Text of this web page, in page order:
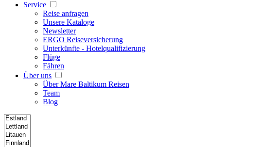
Service
Reise anfragen
Unsere Kataloge
Newsletter
ERGO Reiseversicherung
Unterkünfte - Hotelqualifizierung
Flüge
Fähren
Über uns
Über Mare Baltikum Reisen
Team
Blog